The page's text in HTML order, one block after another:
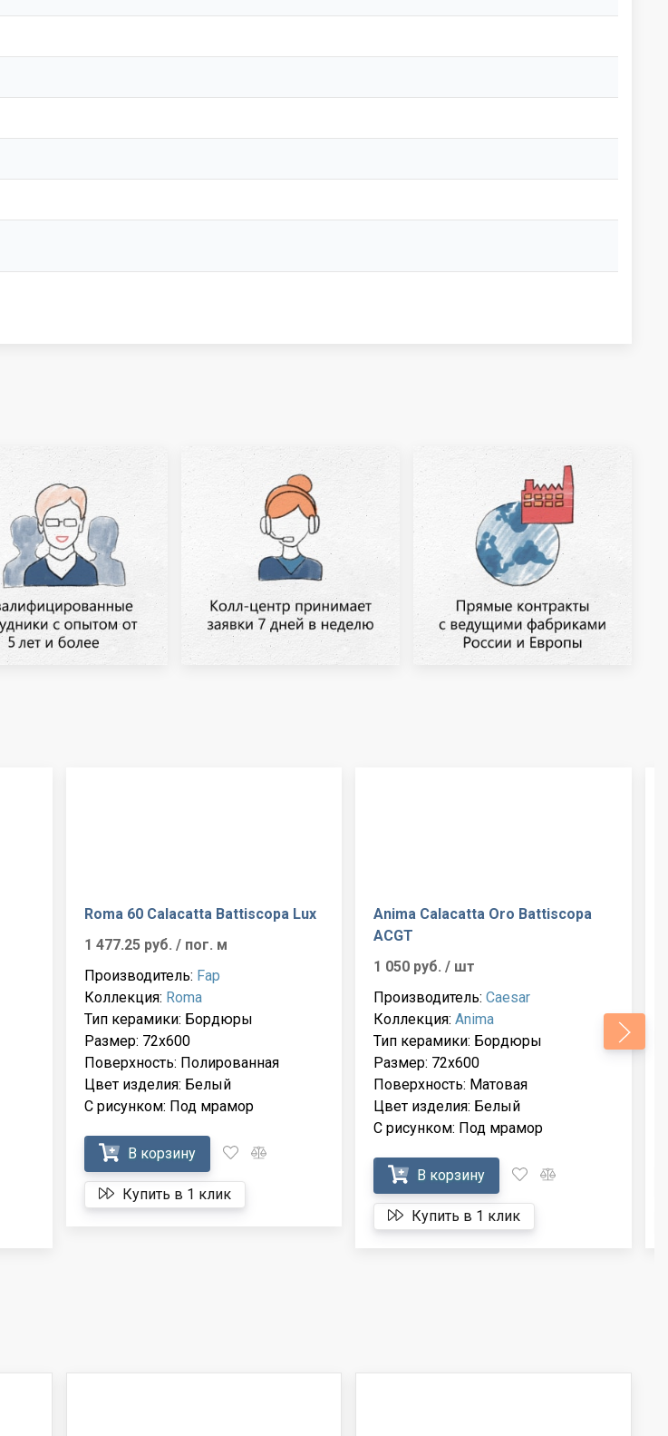
Roma 60 Calacatta Battiscopa Lux
1 477.25 руб. / пог. м
Производитель: Fap
Коллекция: Roma
Тип керамики: Бордюры
Размер: 72x600
Поверхность: Полированная
Цвет изделия: Белый
С рисунком: Под мрамор
В корзину
Купить в 1 клик
Anima Calacatta Oro Battiscopa
ACGT
1 050 руб./ шт
Производитель:Caesar
Коллекция:Anima
Тип керамики: Бордюры
Размер: 72x600
Поверхность: Матовая
Цвет изделия: Белый
С рисунком: Под мрамор
В корзину
Купить в 1 клик